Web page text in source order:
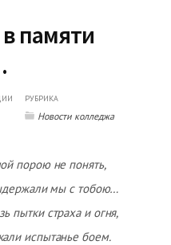
памяти
РУБРИКА
Новости колледжа
порою не понять,
мы с тобою…
пытки страха и огня,
испытанье боем.